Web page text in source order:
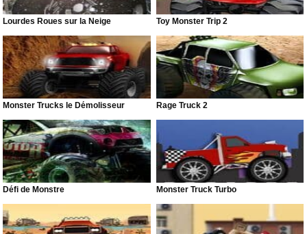
Lourdes Roues sur la Neige Toy Monster Trip 2
Monster Trucks le Démolisseur Rage Truck 2
Défi de Monstre Monster Truck Turbo